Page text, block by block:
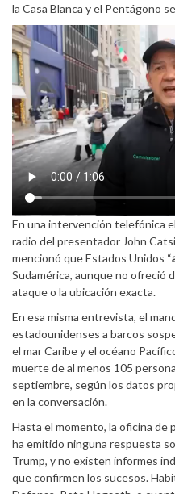
la Casa Blanca y el Pentágono
En una intervención telefónica
radio del presentador John
mencionó que Estados Unidos “
Sudamérica, aunque no ofreció
ataque o la ubicación exacta.
En esa misma entrevista, el
estadounidenses a barcos
el mar Caribe y el océano
muerte de al menos 105
septiembre, según los datos
en la conversación.
Hasta el momento, la oficina de
ha emitido ninguna respuesta
Trump, y no existen informes
que confirmen los sucesos.